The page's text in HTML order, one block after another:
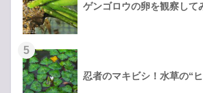
ゲンゴロウの卵を観察して
忍者のマキビシ！水草の“